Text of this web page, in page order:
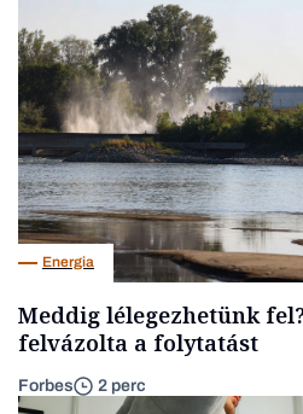
Energia
Meddig lélegezhetünk
felvázolta a folytatást
Forbes 2 perc